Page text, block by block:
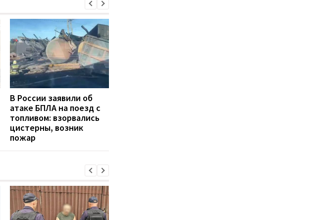
В России заявили об
атаке БПЛА на поезд с
топливом: взорвались
цистерны, возник
пожар